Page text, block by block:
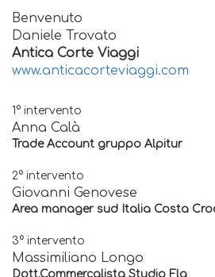
Benvenuto
Daniele Trovato
Antica Corte Viaggi
www.anticacorteviaggi.com
1° intervento
Anna Calà
Trade Account gruppo Alpitur
2° intervento
Giovanni Genovese
Area manager sud Italia Costa
3° intervento
Massimiliano Longo
Dott.Commercalista Studio Fla